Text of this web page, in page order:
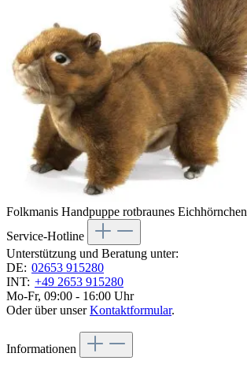
Folkmanis Handpuppe rotbraunes Eichhörnchen
Service-Hotline
Unterstützung und Beratung unter:
DE: 02653 915280
INT: +49 2653 915280
Mo-Fr, 09:00 - 16:00 Uhr
Oder über unserKontaktformular.
Informationen